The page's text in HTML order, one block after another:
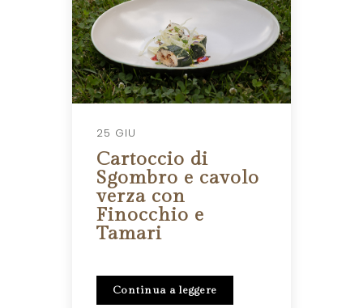
25 GIU
Cartoccio di
Sgombro e cavolo
verza con
Finocchio e
Tamari
Continua a leggere